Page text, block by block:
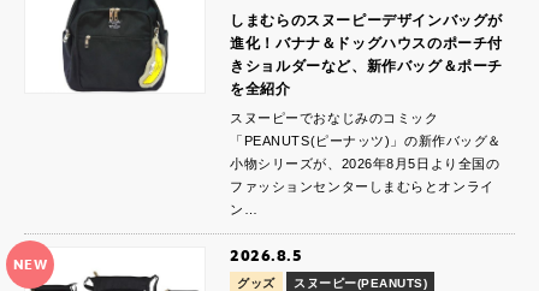
しまむらのスヌーピーデザインバッグが
進化！バナナ＆ドッグハウスのポーチ付
きショルダーなど、新作バッグ＆ポーチ
を全紹介
スヌーピーでおなじみのコミック
「PEANUTS(ピーナッツ)」の新作バッグ＆
小物シリーズが、2026年8月5日より全国の
ファッションセンターしまむらとオンライ
ン…
NEW 2026.8.5
グッズ スヌーピー(PEANUTS)